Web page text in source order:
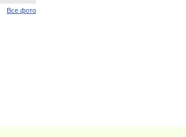
Все фото